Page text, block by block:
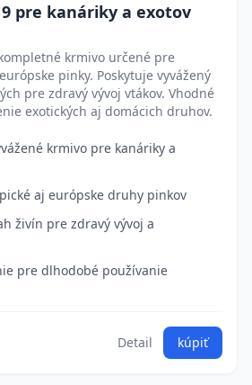
pre kanáriky a exotov
krmivo určené pre
pinky. Poskytuje vyvážený
pre zdravý vývoj vtákov. Vhodné
exotických aj domácich druhov.
krmivo pre kanáriky a
aj európske druhy pinkov
živín pre zdravý vývoj a
pre dlhodobé používanie
Detail kúpiť